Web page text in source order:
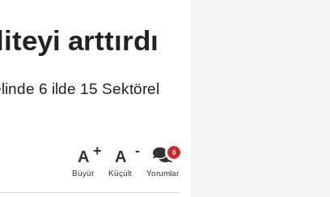
arttırdı
6 ilde 15 Sektörel
A
Büyüt
A
Küçült Yorumlar